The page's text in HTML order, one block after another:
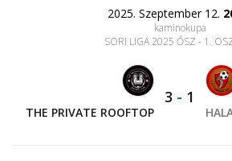
2025. Szeptember 12.
kaminokupa
SORI LIGA 2025 ŐSZ - 1.
THE PRIVATE ROOFTOP
3 - 1